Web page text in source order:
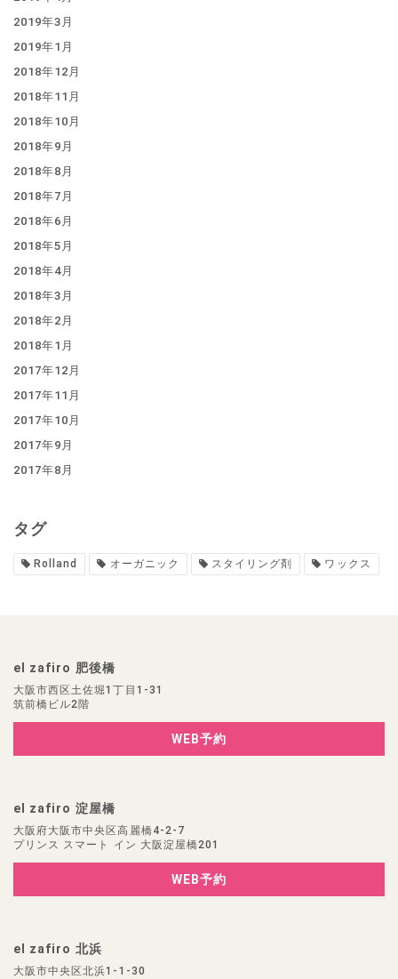
2019年3月
2019年1月
2018年12月
2018年11月
2018年10月
2018年9月
2018年8月
2018年7月
2018年6月
2018年5月
2018年4月
2018年3月
2018年2月
2018年1月
2017年12月
2017年11月
2017年10月
2017年9月
2017年8月
タグ
Rolland オーガニック スタイリング剤 ワックス
el zafiro 肥後橋
大阪市西区土佐堀1丁目1-31
筑前橋ビル2階
WEB予約
el zafiro 淀屋橋
大阪府大阪市中央区高麗橋4-2-7
プリンス スマート イン 大阪淀屋橋201
WEB予約
el zafiro 北浜
大阪市中央区北浜1-1-30